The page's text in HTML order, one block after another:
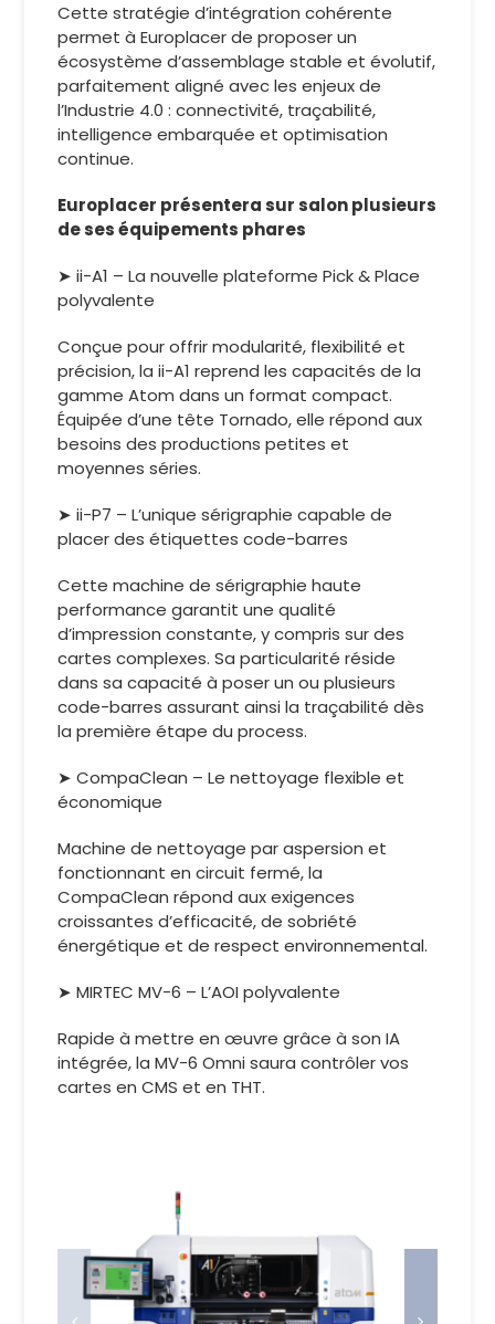
Cette stratégie d’intégration cohérente
permet à Europlacer de proposer un
écosystème d’assemblage stable et évolutif,
parfaitement aligné avec les enjeux de
l’Industrie 4.0 : connectivité, traçabilité,
intelligence embarquée et optimisation
continue.
Europlacer présentera sur salon plusieurs
de ses équipements phares
➤ ii-A1 – La nouvelle plateforme Pick & Place
polyvalente
Conçue pour offrir modularité, flexibilité et
précision, la ii-A1 reprend les capacités de la
gamme Atom dans un format compact.
Équipée d’une tête Tornado, elle répond aux
besoins des productions petites et
moyennes séries.
➤ ii-P7 – L’unique sérigraphie capable de
placer des étiquettes code-barres
Cette machine de sérigraphie haute
performance garantit une qualité
d’impression constante, y compris sur des
cartes complexes. Sa particularité réside
dans sa capacité à poser un ou plusieurs
code-barres assurant ainsi la traçabilité dès
la première étape du process.
➤ CompaClean – Le nettoyage flexible et
économique
Machine de nettoyage par aspersion et
fonctionnant en circuit fermé, la
CompaClean répond aux exigences
croissantes d’efficacité, de sobriété
énergétique et de respect environnemental.
➤ MIRTEC MV-6 – L’AOI polyvalente
Rapide à mettre en œuvre grâce à son IA
intégrée, la MV-6 Omni saura contrôler vos
cartes en CMS et en THT.